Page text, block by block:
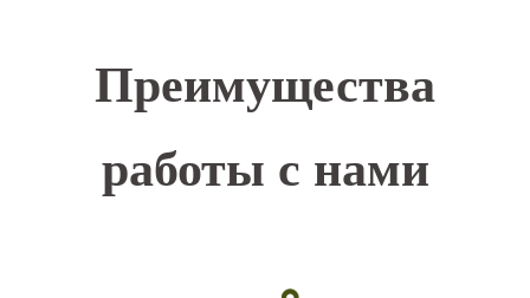
Преимущества
работы с нами